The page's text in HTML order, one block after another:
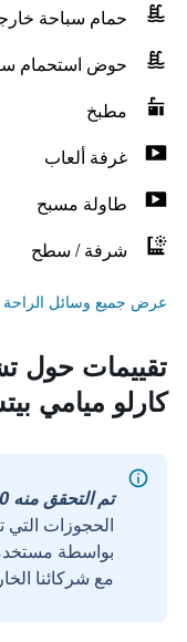
حمام سباحة
حوض استحمام
مطبخ
غرفة ألعاب
طاولة مسبح
شرفة / سطح
عرض جميع وسائل الراحة
تقييمات حول
كارلو ميامي
تم التحقق منه 100%
الحجوزات التي
مع شركائنا